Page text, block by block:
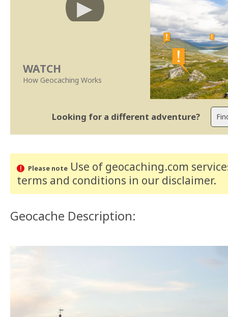
WATCH
How Geocaching Works
Looking for a different adventure?
Please noteUse of geocaching.com
terms and conditions in our disclaimer.
Geocache Description: